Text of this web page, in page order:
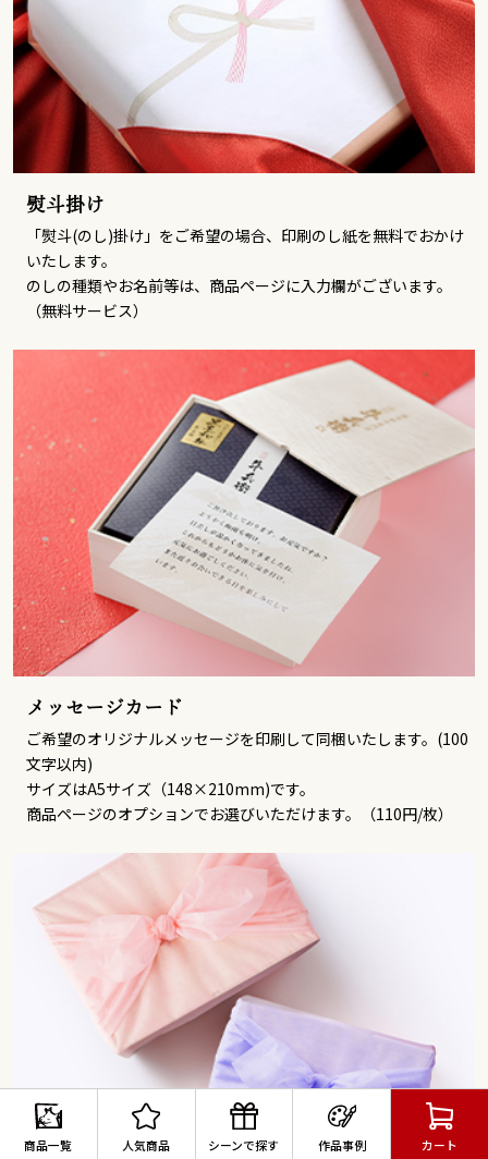
商品一覧 人気商品 シーンで探す 作品事例 カート
熨斗掛け
「熨斗(のし)掛け」をご希望の場合、印刷のし紙を無料でおかけ
いたします。
のしの種類やお名前等は、商品ページに入力欄がございます。
（無料サービス）
メッセージカード
ご希望のオリジナルメッセージを印刷して同梱いたします。(100
文字以内)
サイズはA5サイズ（148×210mm)です。
商品ページのオプションでお選びいただけます。（110円/枚）